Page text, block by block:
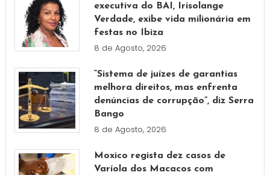
executiva do BAI, Irisolange
Verdade, exibe vida milionária em
festas no Ibiza
8 de Agosto, 2026
“Sistema de juízes de garantias
melhora direitos, mas enfrenta
denúncias de corrupção”, diz Serra
Bango
8 de Agosto, 2026
Moxico regista dez casos de
Varíola dos Macacos com